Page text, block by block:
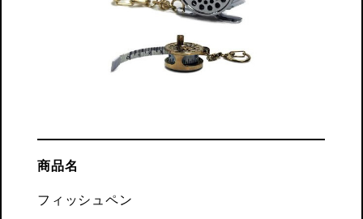
商品名
フィッシュペン